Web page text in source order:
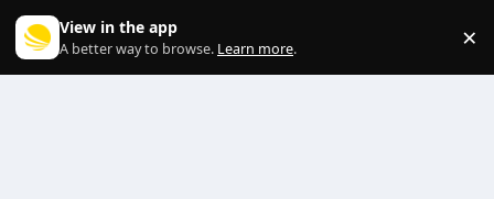
View in the app
A better way to browse. Learn more. ×